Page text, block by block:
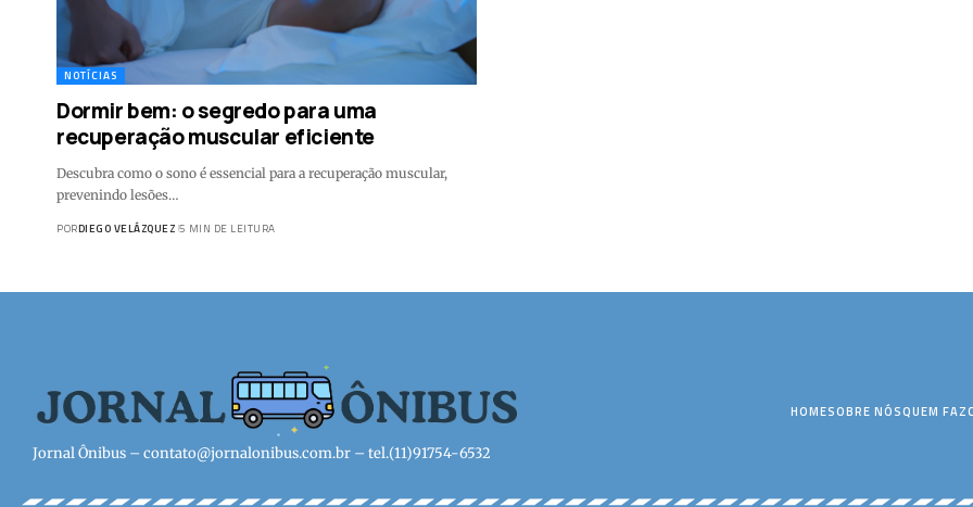
NOTÍCIAS
Dormir bem: o segredo para uma
recuperação muscular eficiente
Descubra como o sono é essencial para a recuperação muscular,
prevenindo lesões…
PORDIEGO VELÁZQUEZ 5 MIN DE LEITURA
Jornal Ônibus – contato@jornalonibus.com.br – tel.(11)91754-6532
HOMESOBRE NÓSQUEM FAZ